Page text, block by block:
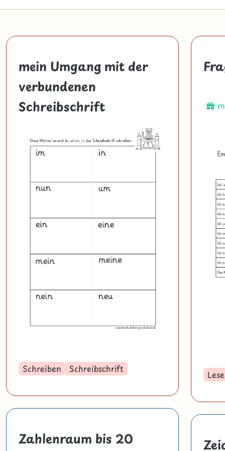
mein Umgang mit der
verbundenen
Schreibschrift
Schreiben Schreibschrift
Zahlenraum bis 20